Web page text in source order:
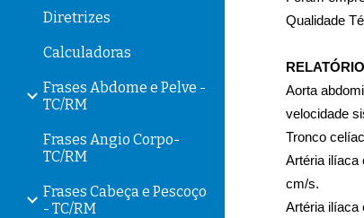
Diretrizes
Calculadoras
Frases Abdome e Pelve -
TC/RM
Frases Angio Corpo-
TC/RM
Frases Cabeça e Pescoço
- TC/RM
Qualidade
Aorta
velocidade
Artéria ilíaca
cm/s.
Artéria ilíaca